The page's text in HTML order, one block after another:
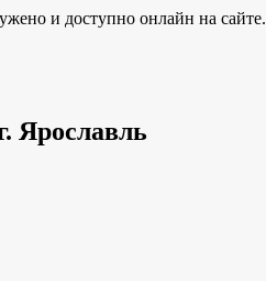
и доступно онлайн на сайте.
Ярославль